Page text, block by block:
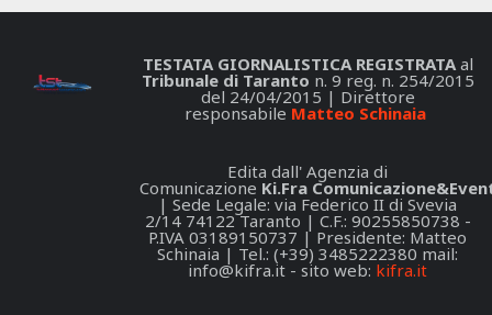
TESTATA GIORNALISTICA REGISTRATAal
Tribunale di Taranto n. 9 reg. n. 254/2015
del 24/04/2015 | Direttore
responsabile Matteo Schinaia
Edita dall' Agenzia di
Comunicazione Ki.Fra
| Sede Legale: via Federico II di Svevia
2/14 74122 Taranto | C.F.: 90255850738 -
P.IVA 03189150737 | Presidente: Matteo
Schinaia | Tel.: (+39) 3485222380 mail:
info@kifra.it - sito web: kifra.it